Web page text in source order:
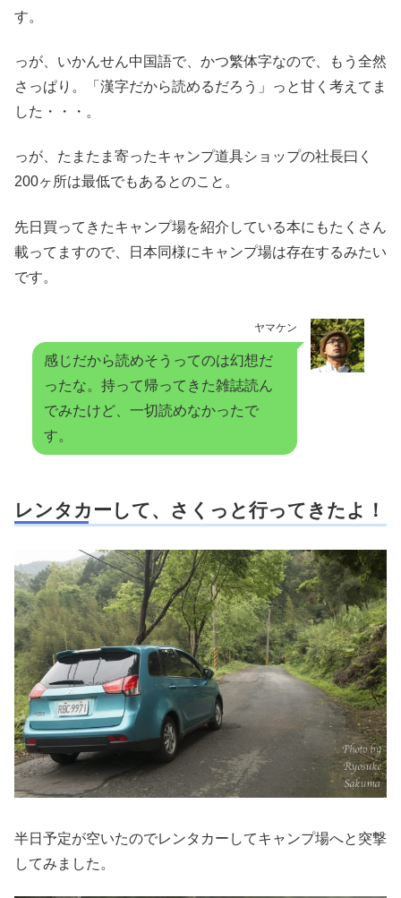
す。
っが、いかんせん中国語で、かつ繁体字なので、もう全然
さっぱり。「漢字だから読めるだろう」っと甘く考えてま
した・・・。
っが、たまたま寄ったキャンプ道具ショップの社長曰く
200ヶ所は最低でもあるとのこと。
先日買ってきたキャンプ場を紹介している本にもたくさん
載ってますので、日本同様にキャンプ場は存在するみたい
です。
ヤマケン
感じだから読めそうってのは幻想だ
ったな。持って帰ってきた雑誌読ん
でみたけど、一切読めなかったで
す。
レンタカーして、さくっと行ってきたよ！
半日予定が空いたのでレンタカーしてキャンプ場へと突撃
してみました。